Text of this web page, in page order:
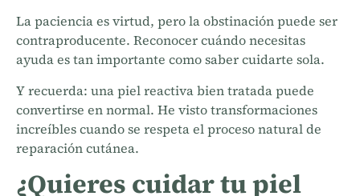
La paciencia es virtud, pero la obstinación puede ser
contraproducente. Reconocer cuándo necesitas
ayuda es tan importante como saber cuidarte sola.
Y recuerda: una piel reactiva bien tratada puede
convertirse en normal. He visto transformaciones
increíbles cuando se respeta el proceso natural de
reparación cutánea.
¿Quieres cuidar tu piel